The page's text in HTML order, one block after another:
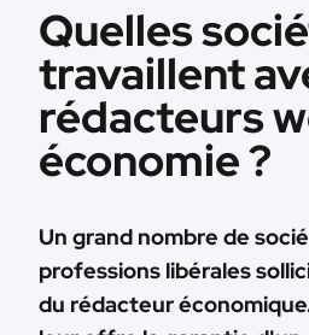
Quelles
travaillent
rédacteurs
économie ?
Un grand nombre de
professions libérales
du rédacteur